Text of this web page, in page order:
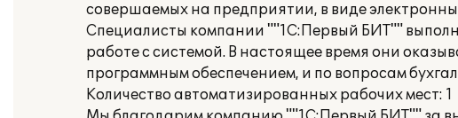
совершаемых на предприятии, в виде
Специалисты компании ""1С:Первый БИТ""
работе с системой. В настоящее время они
программным обеспечением, и по вопросам
Количество автоматизированных рабочих мест: 1